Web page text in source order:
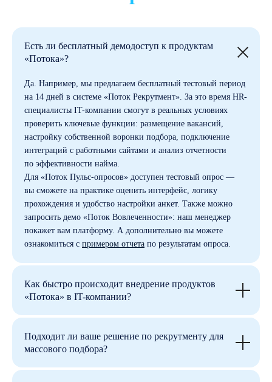
Есть ли бесплатный демодоступ к продуктам
«Потока»?
Да. Например, мы предлагаем бесплатный тестовый период
на 14 дней в системе «Поток Рекрутмент». За это время HR-
специалисты IT-компании смогут в реальных условиях
проверить ключевые функции: размещение вакансий,
настройку собственной воронки подбора, подключение
интеграций с работными сайтами и анализ отчетности
по эффективности найма.
Для «Поток Пульс-опросов» доступен тестовый опрос —
вы сможете на практике оценить интерфейс, логику
прохождения и удобство настройки анкет. Также можно
запросить демо «Поток Вовлеченности»: наш менеджер
покажет вам платформу. А дополнительно вы можете
ознакомиться с примером отчета по результатам опроса.
Как быстро происходит внедрение продуктов
«Потока» в IT-компании?
Подходит ли ваше решение по рекрутменту для
массового подбора?